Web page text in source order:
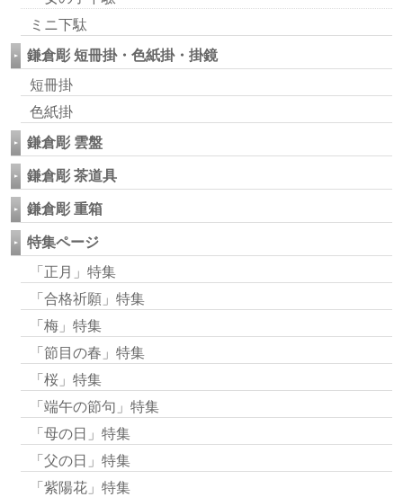
ミニ下駄
鎌倉彫 短冊掛・色紙掛・掛鏡
短冊掛
色紙掛
鎌倉彫 雲盤
鎌倉彫 茶道具
鎌倉彫 重箱
特集ページ
「正月」特集
「合格祈願」特集
「梅」特集
「節目の春」特集
「桜」特集
「端午の節句」特集
「母の日」特集
「父の日」特集
「紫陽花」特集